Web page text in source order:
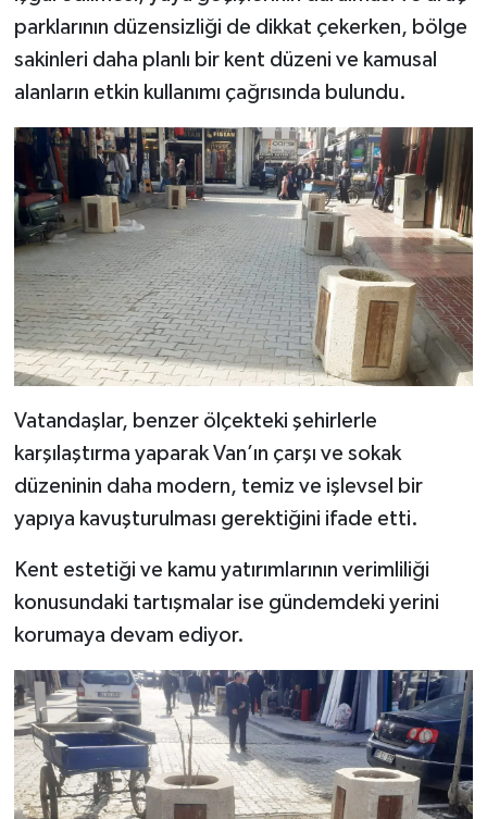
parklarının düzensizliği de dikkat çekerken, bölge
sakinleri daha planlı bir kent düzeni ve kamusal
alanların etkin kullanımı çağrısında bulundu.
Vatandaşlar, benzer ölçekteki şehirlerle
karşılaştırma yaparak Van’ın çarşı ve sokak
düzeninin daha modern, temiz ve işlevsel bir
yapıya kavuşturulması gerektiğini ifade etti.
Kent estetiği ve kamu yatırımlarının verimliliği
konusundaki tartışmalar ise gündemdeki yerini
korumaya devam ediyor.